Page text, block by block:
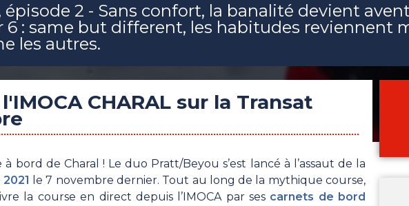
épisode 2 - Sans confort, la banalité devient
6 : same but different, les habitudes reviennent
les autres.
CHARAL sur la Transat
à bord de Charal ! Le duo Pratt/Beyou s’est lancé à l’assaut de la
le 7 novembre dernier. Tout au long de la mythique course,
la course en direct depuis l’IMOCA par ses carnets de bord